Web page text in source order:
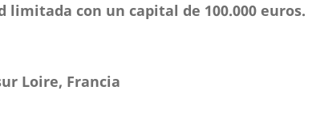
limitada con un capital de 100.000 euros.
Loire, Francia